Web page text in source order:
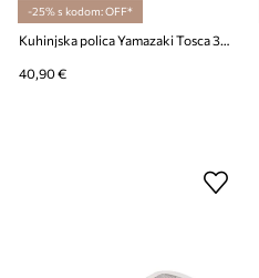
-25% s kodom: OFF*
Kuhinjska polica Yamazaki Tosca 30,5 x 14 x 14,5 cm
40,90 €